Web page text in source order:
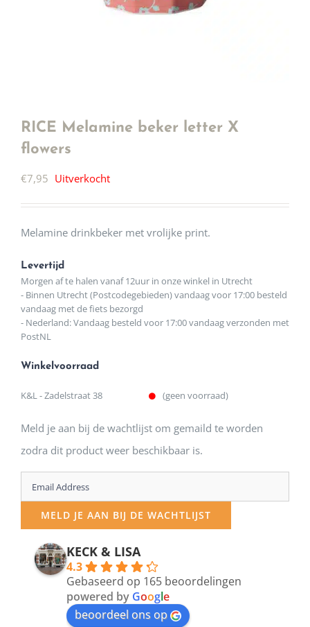
RICE Melamine beker letter X
flowers
€7,95 Uitverkocht
Melamine drinkbeker met vrolijke print.
Levertijd
Morgen af te halen vanaf 12uur in onze winkel in Utrecht
- Binnen Utrecht (Postcodegebieden) vandaag voor 17:00 besteld
vandaag met de fiets bezorgd
- Nederland: Vandaag besteld voor 17:00 vandaag verzonden met
PostNL
Winkelvoorraad
K&L - Zadelstraat 38 (geen voorraad)
Meld je aan bij de wachtlijst om gemaild te worden
zodra dit product weer beschikbaar is.
Enter
your
email
address
MELD JE AAN BIJ DE WACHTLIJST
KECK & LISA
4.3
Gebaseerd op 165 beoordelingen
powered by Google
beoordeel ons op